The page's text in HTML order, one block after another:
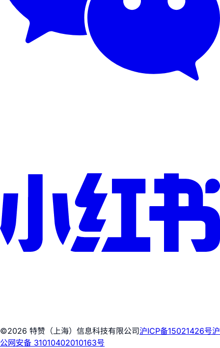
©2026 特赞（上海）信息科技有限公司沪ICP备15021426号沪
公网安备 31010402010163号